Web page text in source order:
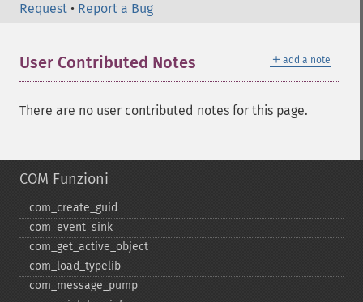
Request • Report a Bug
＋ add a note
User Contributed Notes
There are no user contributed notes for this page.
COM Funzioni
com_​create_​guid
com_​event_​sink
com_​get_​active_​object
com_​load_​typelib
com_​message_​pump